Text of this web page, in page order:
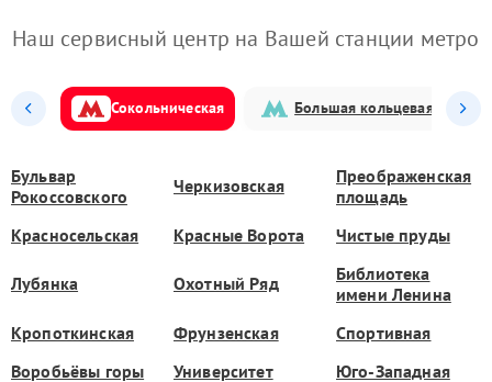
Наш сервисный центр на Вашей станции метро
Сокольническая Большая кольцевая
Бульвар
Рокоссовского
Черкизовская
Преображенская
площадь
Красносельская
Красные Ворота Чистые пруды
Лубянка Охотный Ряд
Библиотека
имени Ленина
Кропоткинская
Фрунзенская
Спортивная
Воробьёвы горы
Университет
Юго-Западная